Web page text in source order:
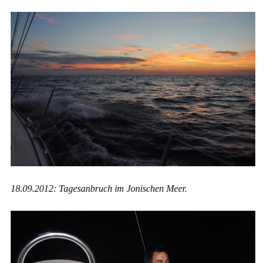
18.09.2012: Tagesanbruch im Jonischen Meer.